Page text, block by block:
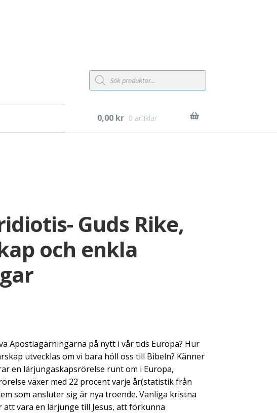
Products
search
0,00 kr 0 artiklar
Guds Rike,
och enkla
Apostlagärningarna på nytt i vår tids Europa? Hur
utvecklas om vi bara höll oss till Bibeln? Känner
en lärjungaskapsrörelse runt om i Europa,
växer med 22 procent varje år(statistik från
som ansluter sig är nya troende. Vanliga kristna
att vara en lärjunge till Jesus, att förkunna